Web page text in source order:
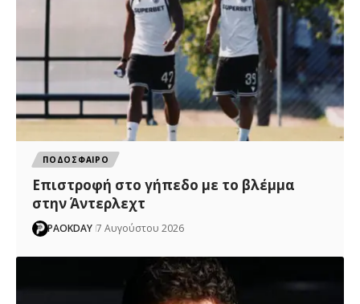
ΠΟΔΟΣΦΑΙΡΟ
Επιστροφή στο γήπεδο με το βλέμμα
στην Άντερλεχτ
PAOKDAY 7 Αυγούστου 2026